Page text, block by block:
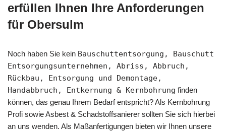
erfüllen Ihnen Ihre Anforderungen
für Obersulm
Noch haben Sie kein Bauschuttentsorgung, Bauschutt
Entsorgungsunternehmen, Abriss, Abbruch,
Rückbau, Entsorgung und Demontage,
Handabbruch, Entkernung & Kernbohrung finden
können, das genau Ihrem Bedarf entspricht? Als Kernbohrung
Profi sowie Asbest & Schadstoffsanierer sollten Sie sich hierbei
an uns wenden. Als Maßanfertigungen bieten wir Ihnen unsere